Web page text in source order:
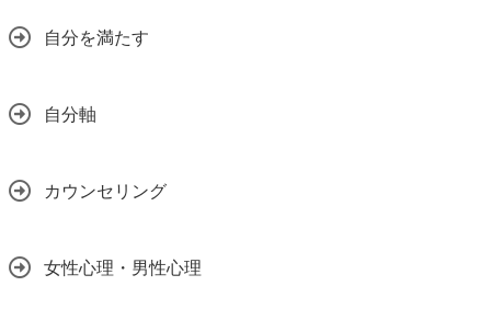
自分を満たす
自分軸
カウンセリング
女性心理・男性心理